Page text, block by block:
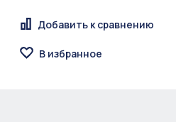
Добавить к сравнению
В избранное